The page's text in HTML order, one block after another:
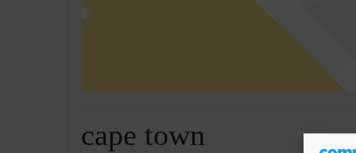
cape town